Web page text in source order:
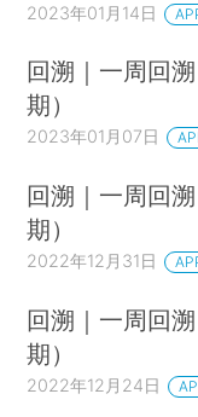
2023年01月14日
回溯｜一周回
期）
2023年01月07日
回溯｜一周回
期）
2022年12月31日
回溯｜一周回
期）
2022年12月24日